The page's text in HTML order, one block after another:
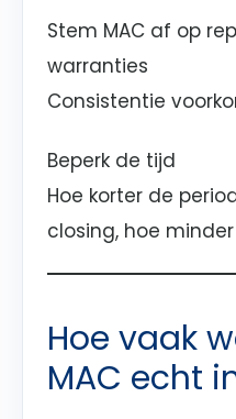
Stem MAC af op
warranties
Consistentie
Beperk de tijd
Hoe korter de
closing, hoe
Hoe vaak
MAC echt